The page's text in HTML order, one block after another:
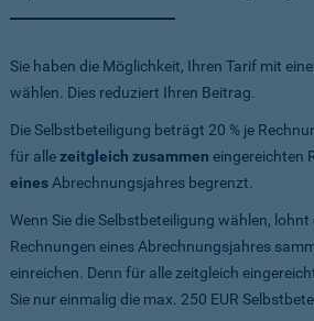
Sie haben die Möglichkeit, Ihren Tarif mit
wählen. Dies reduziert Ihren Beitrag.
Die Selbstbeteiligung beträgt 20 % je
für allezeitgleich zusammen eingereichten
eines Abrechnungsjahres begrenzt.
Wenn Sie die Selbstbeteiligung wählen, lohnt
Rechnungen eines Abrechnungsjahres
einreichen. Denn für alle zeitgleich
Sie nur einmalig die max. 250 EUR